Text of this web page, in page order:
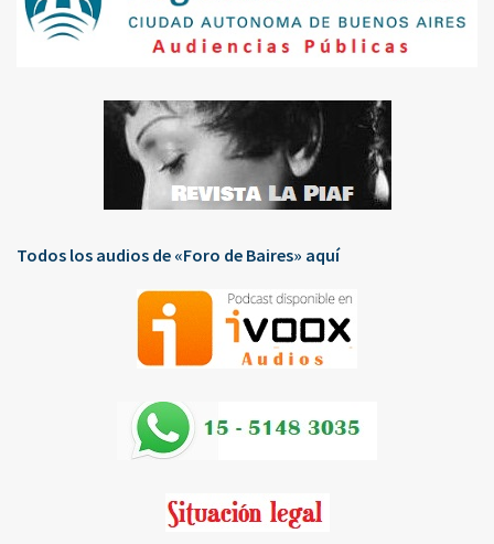
Todos los audios de «Foro de Baires» aquí